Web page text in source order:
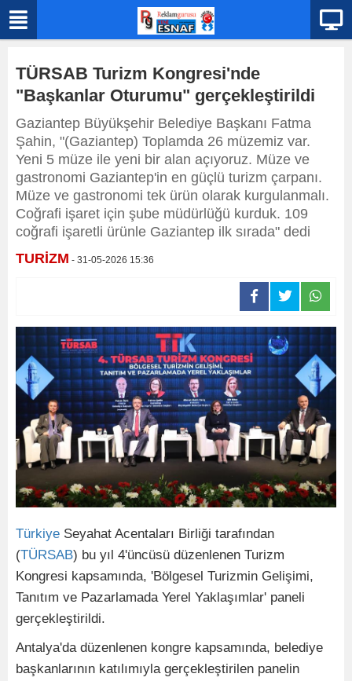
TÜRSAB Turizm Kongresi'nde
"Başkanlar Oturumu" gerçekleştirildi
Gaziantep Büyükşehir Belediye Başkanı Fatma
Şahin, "(Gaziantep) Toplamda 26 müzemiz var.
Yeni 5 müze ile yeni bir alan açıyoruz. Müze ve
gastronomi Gaziantep'in en güçlü turizm çarpanı.
Müze ve gastronomi tek ürün olarak kurgulanmalı.
Coğrafi işaret için şube müdürlüğü kurduk. 109
coğrafi işaretli ürünle Gaziantep ilk sırada" dedi
TURİZM - 31-05-2026 15:36
Türkiye Seyahat Acentaları Birliği tarafından
(TÜRSAB) bu yıl 4'üncüsü düzenlenen Turizm
Kongresi kapsamında, 'Bölgesel Turizmin Gelişimi,
Tanıtım ve Pazarlamada Yerel Yaklaşımlar' paneli
gerçekleştirildi.
Antalya'da düzenlenen kongre kapsamında, belediye
başkanlarının katılımıyla gerçekleştirilen panelin